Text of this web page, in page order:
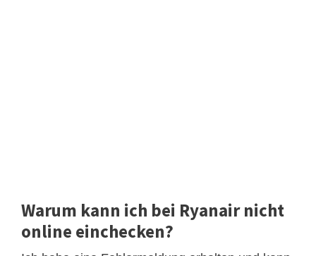
Warum kann ich bei Ryanair nicht
online einchecken?